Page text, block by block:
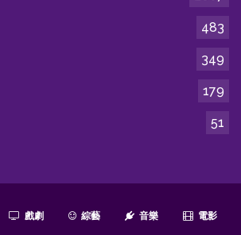
483
349
179
51
戲劇 綜藝 音樂 電影